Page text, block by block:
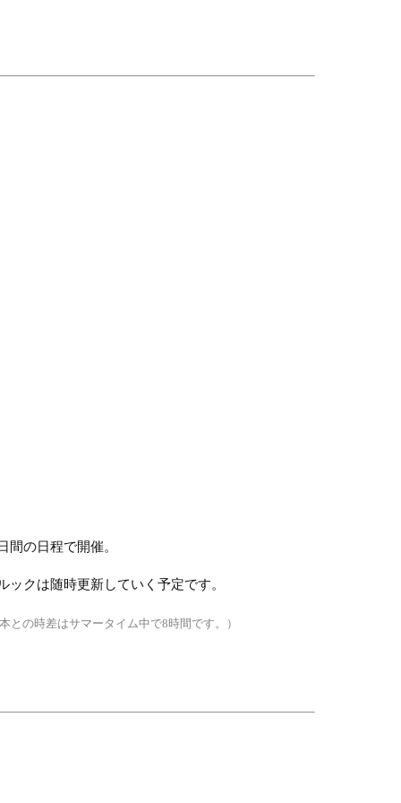
の日程で開催。
クは随時更新していく予定です。
の時差はサマータイム中で8時間です。）